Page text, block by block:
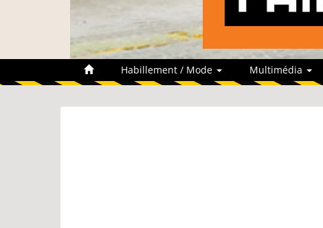
Habillement / Mode Multimédia